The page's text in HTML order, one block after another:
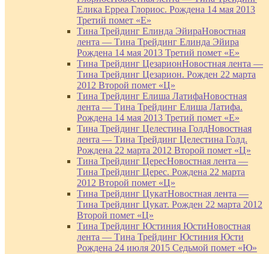
Елика Ерреа Глориос. Рождена 14 мая 2013
Третий помет «Е»
Тина Трейдинг Елинда ЭйираНовостная
лента — Тина Трейдинг Елинда Эйира
Рождена 14 мая 2013 Третий помет «Е»
Тина Трейдинг ЦезарионНовостная лента —
Тина Трейдинг Цезарион. Рожден 22 марта
2012 Второй помет «Ц»
Тина Трейдинг Елиша ЛатифаНовостная
лента — Тина Трейдинг Елиша Латифа.
Рождена 14 мая 2013 Третий помет «Е»
Тина Трейдинг Целестина ГолдНовостная
лента — Тина Трейдинг Целестина Голд.
Рождена 22 марта 2012 Второй помет «Ц»
Тина Трейдинг ЦересНовостная лента —
Тина Трейдинг Церес. Рождена 22 марта
2012 Второй помет «Ц»
Тина Трейдинг ЦукатНовостная лента —
Тина Трейдинг Цукат. Рожден 22 марта 2012
Второй помет «Ц»
Тина Трейдинг Юстиния ЮстиНовостная
лента — Тина Трейдинг Юстиния Юсти
Рождена 24 июля 2015 Седьмой помет «Ю»